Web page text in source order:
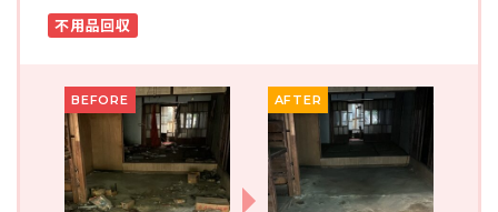
不用品回収
BEFORE AFTER